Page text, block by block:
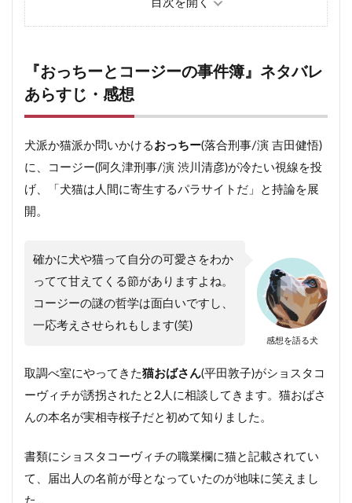
4.1 真犯人フラグ関連記事
『おっちーとコージーの事件簿』ネタバレ
あらすじ・感想
犬派か猫派か問いかける おっちー(落合刑事/演 吉田健悟)
に、コージー(阿久津刑事/演 渋川清彦)が冷たい視線を投
げ、「犬猫は人間に寄生するパラサイトだ」と持論を展
開。
感想を語る犬
確かに犬や猫って自分の可愛さをわか
ってて甘えてくる節がありますよね。
コージーの謎の哲学は面白いですし、
一応考えさせられもします(笑)
取調べ室にやってきた猫おばさん(平田敦子)がショスタコ
ーヴィチが誘拐されたと2人に相談してきます。猫おばさ
んの本名が実相寺桜子だと初めて知りました。
書類にショスタコーヴィチの職業欄に猫と記載されてい
て、届出人の名前が母となっていたのが地味に笑えまし